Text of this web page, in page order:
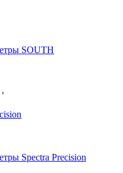
SOUTH
Spectra Precision